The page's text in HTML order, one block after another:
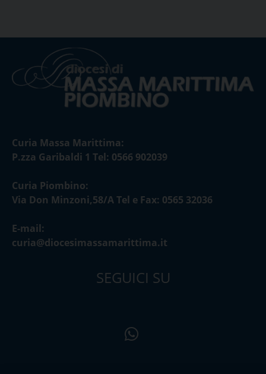
Curia Massa Marittima:
P.zza Garibaldi 1 Tel: 0566 902039
Curia Piombino:
Via Don Minzoni,58/A Tel e Fax: 0565 32036
E-mail:
curia@diocesimassamarittima.it
SEGUICI SU